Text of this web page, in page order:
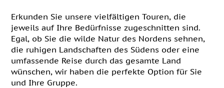
Erkunden Sie unsere vielfältigen Touren, die
jeweils auf Ihre Bedürfnisse zugeschnitten sind.
Egal, ob Sie die wilde Natur des Nordens sehnen,
die ruhigen Landschaften des Südens oder eine
umfassende Reise durch das gesamte Land
wünschen, wir haben die perfekte Option für Sie
und Ihre Gruppe.